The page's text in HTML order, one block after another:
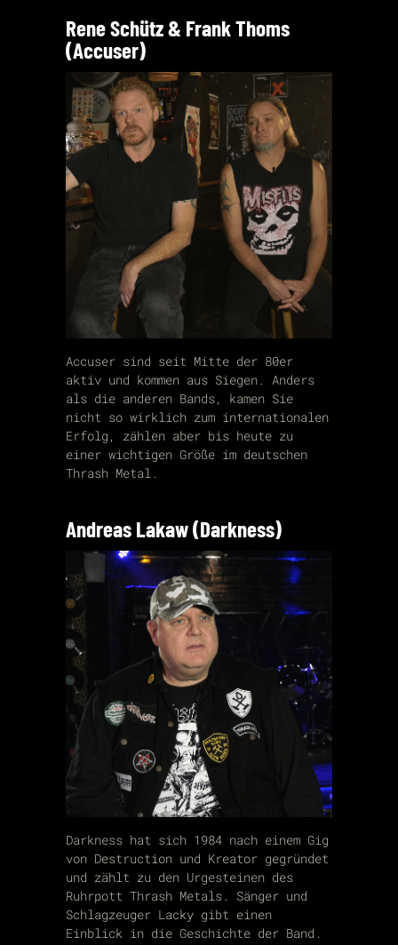
Rene Schütz & Frank Thoms
(Accuser)
Accuser sind seit Mitte der 80er
aktiv und kommen aus Siegen. Anders
als die anderen Bands, kamen Sie
nicht so wirklich zum internationalen
Erfolg, zählen aber bis heute zu
einer wichtigen Größe im deutschen
Thrash Metal.
Andreas Lakaw (Darkness)
Darkness hat sich 1984 nach einem Gig
von Destruction und Kreator gegründet
und zählt zu den Urgesteinen des
Ruhrpott Thrash Metals. Sänger und
Schlagzeuger Lacky gibt einen
Einblick in die Geschichte der Band.